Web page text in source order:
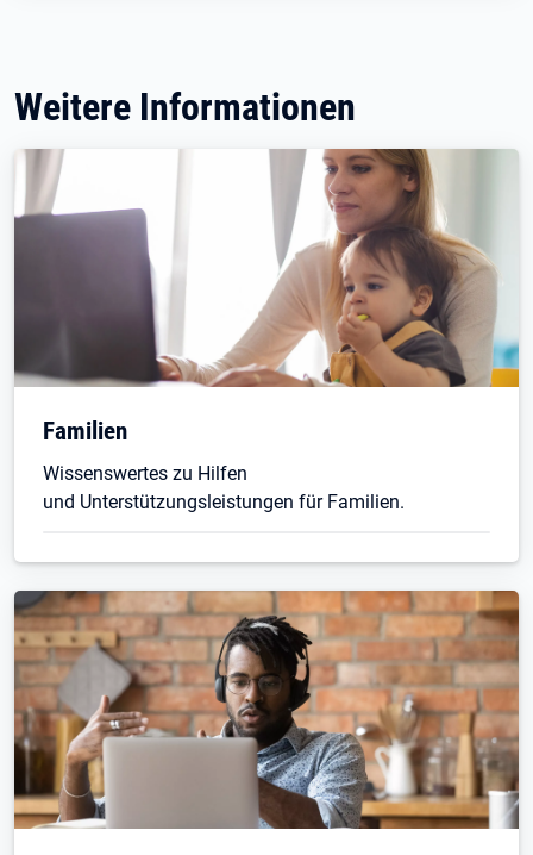
Weitere Informationen
Familien
Wissenswertes zu Hilfen
und Unterstützungsleistungen für Familien.